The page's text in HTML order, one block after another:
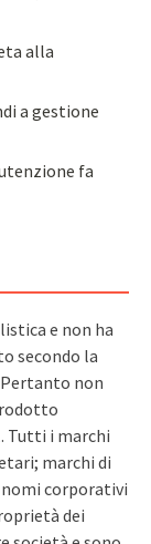
alla
a gestione
fa
e non ha
secondo la
non
Tutti i marchi
marchi di
corporativi
dei